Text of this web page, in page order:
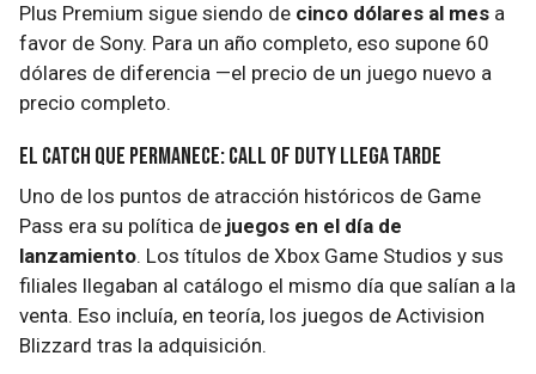
Plus Premium sigue siendo de cinco dólares al mes a
favor de Sony. Para un año completo, eso supone 60
dólares de diferencia —el precio de un juego nuevo a
precio completo.
El catch que permanece: Call of Duty llega tarde
Uno de los puntos de atracción históricos de Game
Pass era su política de juegos en el día de
lanzamiento. Los títulos de Xbox Game Studios y sus
filiales llegaban al catálogo el mismo día que salían a la
venta. Eso incluía, en teoría, los juegos de Activision
Blizzard tras la adquisición.